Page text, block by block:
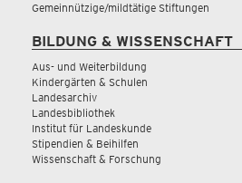
Gemeinnützige/mildtätige Stiftungen
BILDUNG & WISSENSCHAFT
Aus- und Weiterbildung
Kindergärten & Schulen
Landesarchiv
Landesbibliothek
Institut für Landeskunde
Stipendien & Beihilfen
Wissenschaft & Forschung